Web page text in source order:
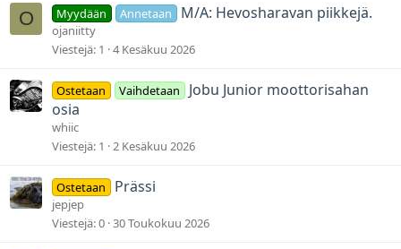
O Myydään Annetaan M/A: Hevosharavan piikkejä.
ojaniitty
Viestejä 1 4 Kesäkuu 2026
Ostetaan Vaihdetaan
Jobu Junior moottorisahan
osia
whiic
Viestejä 1 2 Kesäkuu 2026
Ostetaan Prässi
jepjep
Viestejä 0 30 Toukokuu 2026